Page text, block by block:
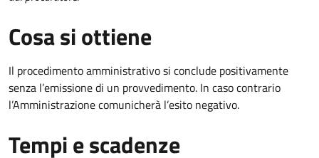
Cosa si ottiene
Il procedimento amministrativo si conclude positivamente
senza l’emissione di un provvedimento. In caso contrario
l’Amministrazione comunicherà l’esito negativo.
Tempi e scadenze